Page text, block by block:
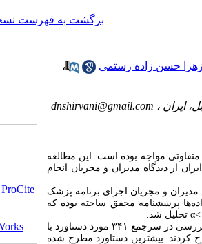
برگشت به فهرست
زهرا حسن زاده رستمی
،
ایران ، dnshirvani@gmail.com
مواجه بوده است. این مطالعه
از دیدگاه مدیران و مجریان انجام
۱۳۹۵ انجام گرفت. جامعه پژوهش مدیران و مجریان اجرای برنامه پزشک
داده­‌ها پرسشنامه محقق ساخته بوده که
α< تحلیل شد.
از ۳۴۷ نفر مورد بررسی، ۱۸۸ نفر (۵۴/۱%) مرد، ۱۷۲ نفر (۵۰/۷%) دارای لیسانس بودند. افراد مورد بررسی در سرجمع ۳۴۱ مورد دستاورد با
و ۶۳ مورد بدون تکرارپذیری را مطرح کردند. بیشترین دستاورد مطرح شده
ProCite